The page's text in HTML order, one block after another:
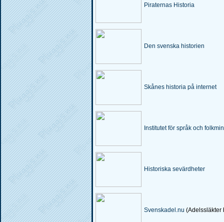
Piraternas Historia
Den svenska historien
Skånes historia på internet
Institutet för språk och
Historiska sevärdheter
Svenskadel.nu (Adelssläkter